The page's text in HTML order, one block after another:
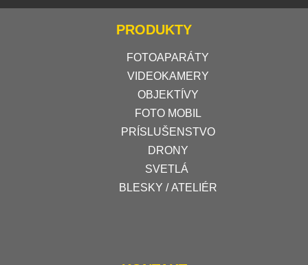
PRODUKTY
FOTOAPARÁTY
VIDEOKAMERY
OBJEKTÍVY
FOTO MOBIL
PRÍSLUŠENSTVO
DRONY
SVETLÁ
BLESKY / ATELIÉR